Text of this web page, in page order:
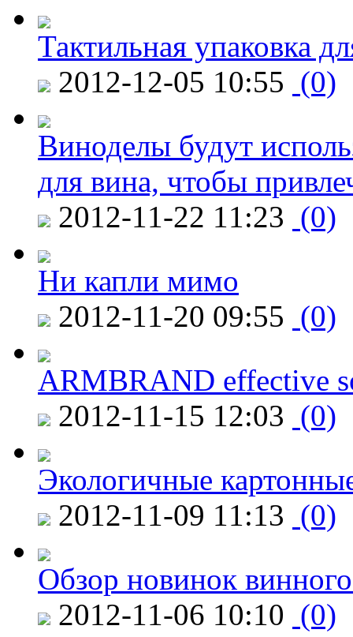
Тактильная упаковка
2012-12-05 10:55 (0)
Виноделы будут
для вина, чтобы
2012-11-22 11:23 (0)
Ни капли мимо
2012-11-20 09:55 (0)
ARMBRAND effective
2012-11-15 12:03 (0)
Экологичные
2012-11-09 11:13 (0)
Обзор новинок
2012-11-06 10:10 (0)